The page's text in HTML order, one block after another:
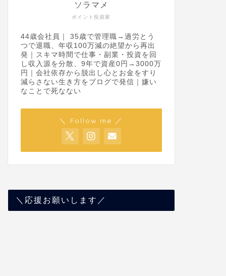
ポイント投資家
ソラマメ
44歳会社員｜ 35歳で管理職→過労とう
つで退職、年収100万減の絶望から再出
発｜スキマ時間で仕事・副業・投資を回
し収入源を分散、9年で資産0円→3000万
円｜会社依存から脱出し心とお金をすり
減らさない生き方をブログで発信｜嫌い
なことで死なない
＼ Follow me ／
＼応援お願いします／